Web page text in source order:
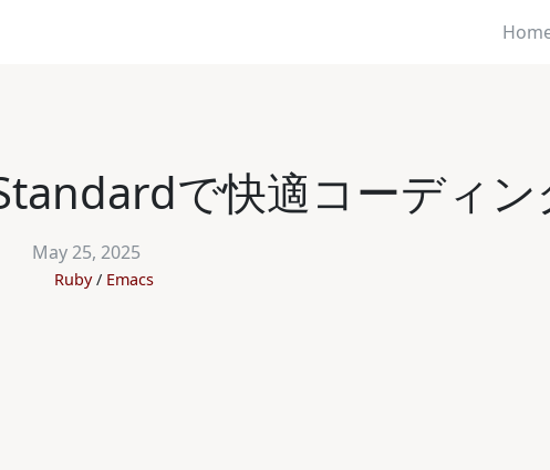
で快適コーディン
May 25, 2025
Ruby Emacs